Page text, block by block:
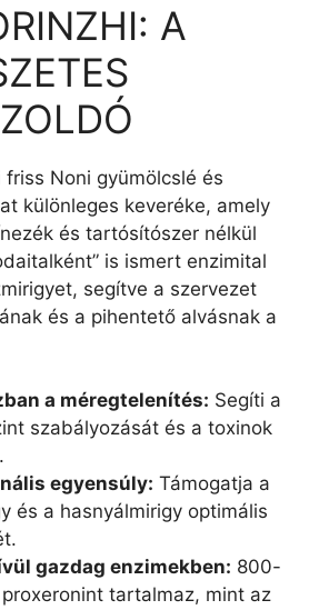
A
friss Noni gyümölcslé és
különleges keveréke, amely
és tartósítószer nélkül
is ismert enzimital
segítve a szervezet
és a pihentető alvásnak a
a méregtelenítés: Segíti a
szabályozását és a toxinok
egyensúly: Támogatja a
és a hasnyálmirigy optimális
gazdag enzimekben: 800-
tartalmaz, mint az